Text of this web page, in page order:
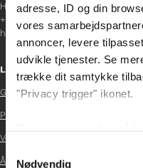
adresse, ID og din
vores
annoncer, levere
udvikle tjenester. Se
trække dit samtykke
"Privacy trigger" ikonet.
Vi bruger cookies til at
Nødvendig
Helene Teichert
+45 29 37 32 41
helene.t@gladfonden.dk
Links
Glad Fonden
Persondatapolitik
Vedtægter
Årsrapport 2024